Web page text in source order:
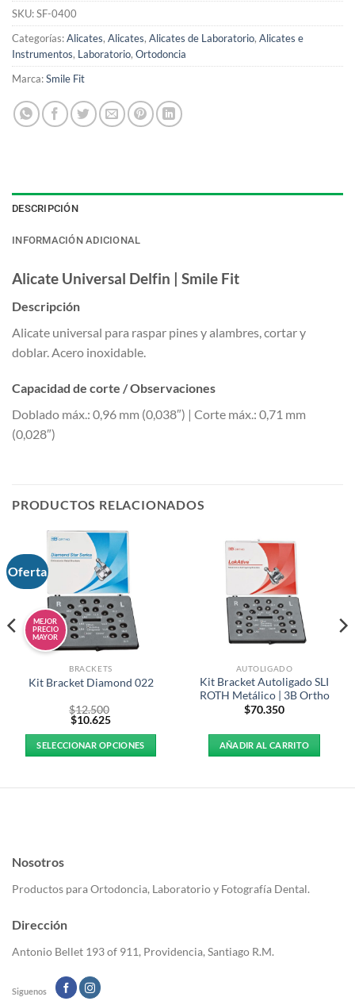
SKU:SF-0400
Categorías:Alicates, Alicates, Alicates de Laboratorio, Alicates e
Instrumentos, Laboratorio, Ortodoncia
Marca:Smile Fit
DESCRIPCIÓN
INFORMACIÓN ADICIONAL
Alicate Universal Delfin | Smile Fit
Descripción
Alicate universal para raspar pines y alambres, cortar y
doblar. Acero inoxidable.
Capacidad de corte / Observaciones
Doblado máx.: 0,96 mm (0,038″) | Corte máx.: 0,71 mm
(0,028″)
PRODUCTOS RELACIONADOS
Oferta
MEJOR
PRECIO
MAYOR
BRACKETS
Kit Bracket Diamond 022
$12.500
$10.625
SELECCIONAR OPCIONES
pueden
la
de
producto
AUTOLIGADO
Kit Bracket Autoligado SLI
ROTH Metálico | 3B Ortho
$70.350
AÑADIR AL CARRITO
Nosotros
Productos para Ortodoncia, Laboratorio y Fotografía Dental.
Dirección
Antonio Bellet 193 of 911, Providencia, Santiago R.M.
Siguenos